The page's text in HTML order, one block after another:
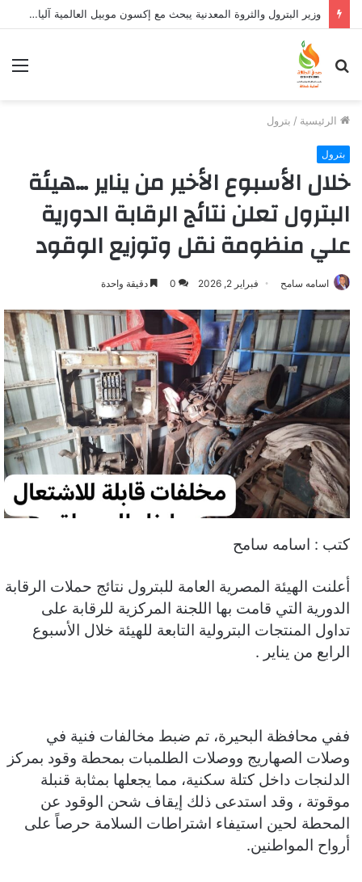
وزير البترول والثروة المعدنية يبحث مع إكسون موبيل العالمية آليات تنفيذ مذكرة التفاهم لربط اكتشافات الشركة في قبرص بالبنية التحتية المصرية
بحث
عن
الرئيسية / بترول
بترول
خلال الأسبوع الأخير من يناير …هيئة
البترول تعلن نتائج الرقابة الدورية
علي منظومة نقل وتوزيع الوقود
اسامه سامح فبراير 2, 2026 0 دقيقة واحدة
كتب : اسامه سامح
أعلنت الهيئة المصرية العامة للبترول نتائج حملات الرقابة
الدورية التي قامت بها اللجنة المركزية للرقابة على
تداول المنتجات البترولية التابعة للهيئة خلال الأسبوع
الرابع من يناير .
ففي محافظة البحيرة، تم ضبط مخالفات فنية في
وصلات الصهاريج ووصلات الطلمبات بمحطة وقود بمركز
الدلنجات داخل كتلة سكنية، مما يجعلها بمثابة قنبلة
موقوتة ، وقد استدعى ذلك إيقاف شحن الوقود عن
المحطة لحين استيفاء اشتراطات السلامة حرصاً على
أرواح المواطنين.